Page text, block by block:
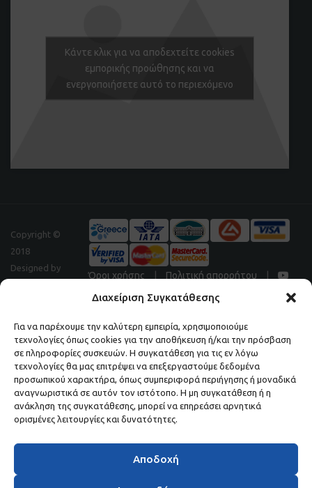
Διαχείριση Συγκατάθεσης
Για να παρέχουμε την καλύτερη εμπειρία, χρησιμοποιούμε
τεχνολογίες όπως cookies για την αποθήκευση ή/και την πρόσβαση
σε πληροφορίες συσκευών. Η συγκατάθεση για τις εν λόγω
τεχνολογίες θα μας επιτρέψει να επεξεργαστούμε δεδομένα
προσωπικού χαρακτήρα, όπως συμπεριφορά περιήγησης ή μοναδικά
αναγνωριστικά σε αυτόν τον ιστότοπο. Η μη συγκατάθεση ή η
ανάκληση της συγκατάθεσης, μπορεί να επηρεάσει αρνητικά
ορισμένες λειτουργίες και δυνατότητες.
Αποδοχή
Κάντε κλικ για να αποδεχτείτε cookies
εμπορικής προώθησης και να
ενεργοποιήσετε αυτό το περιεχόμενο
Copyright ©
2018
Designed by
Όροι χρήσης Πολιτική απορρήτου
Μάθετε πρώτοι τα νέα και τις προσφορές μας.
ΕΓΓΡΑΦΕΙΤΕ ΣΤΟ NEWSLETTER ΜΑΣ.